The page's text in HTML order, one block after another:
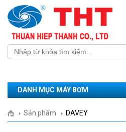
DANH MỤC MÁY BƠM
Sản phẩm DAVEY